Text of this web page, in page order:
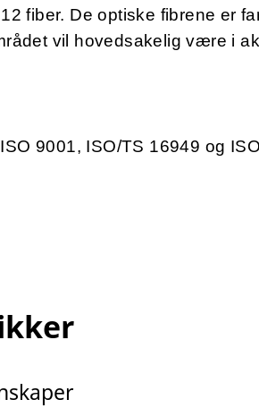
fiber. De optiske fibrene er
vil hovedsakelig være i
9001, ISO/TS 16949 og